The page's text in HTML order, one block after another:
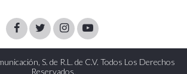
FacebookTwitterInstagram
Youtube
S. de R.L. de C.V. Todos Los Derechos
Reservados.